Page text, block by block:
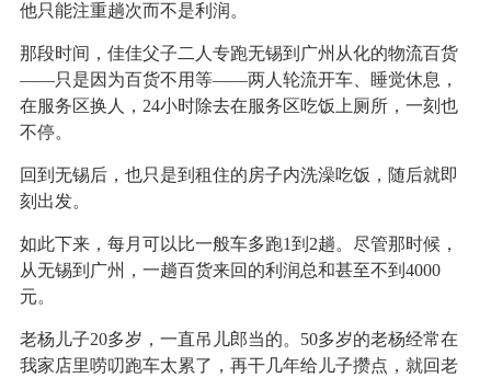
他只能注重趟次而不是利润。
那段时间，佳佳父子二人专跑无锡到广州从化的物流百货
——只是因为百货不用等——两人轮流开车、睡觉休息，
在服务区换人，24小时除去在服务区吃饭上厕所，一刻也
不停。
回到无锡后，也只是到租住的房子内洗澡吃饭，随后就即
刻出发。
如此下来，每月可以比一般车多跑1到2趟。尽管那时候，
从无锡到广州，一趟百货来回的利润总和甚至不到4000
元。
老杨儿子20多岁，一直吊儿郎当的。50多岁的老杨经常在
我家店里唠叨跑车太累了，再干几年给儿子攒点，就回老